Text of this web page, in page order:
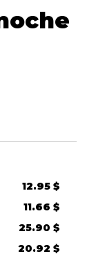
12.95 $
11.66 $
25.90 $
20.92 $